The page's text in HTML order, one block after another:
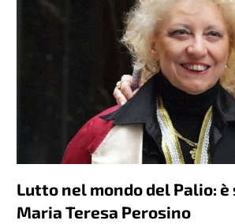
Lutto nel mondo del Palio: è
Maria Teresa Perosino